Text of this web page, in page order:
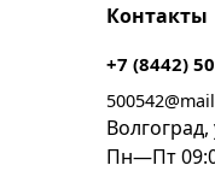
Контакты
+7 (8442)
Пн—Пт